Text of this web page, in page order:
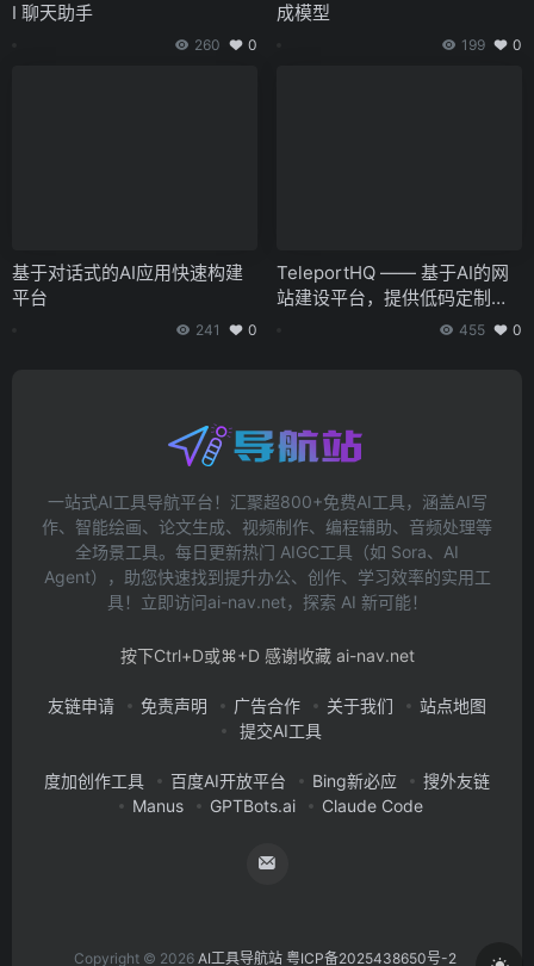
I 聊天助手
260 0
成模型
199 0
基于对话式的AI应用快速构建
平台
241 0
TeleportHQ —— 基于AI的网
站建设平台，提供低码定制及
455 0
一站式AI工具导航平台！汇聚超800+免费AI工具，涵盖AI写
作、智能绘画、论文生成、视频制作、编程辅助、音频处理等
全场景工具。每日更新热门 AIGC工具（如 Sora、AI
Agent），助您快速找到提升办公、创作、学习效率的实用工
具！立即访问ai-nav.net，探索 AI 新可能！
按下Ctrl+D或⌘+D 感谢收藏 ai-nav.net
友链申请 免责声明 广告合作 关于我们
站点地图
提交AI工具
度加创作工具 百度AI开放平台 Bing新必应
搜外友链
Manus
GPTBots.ai Claude Code
Copyright © 2026 AI工具导航站 粤ICP备2025438650号-2